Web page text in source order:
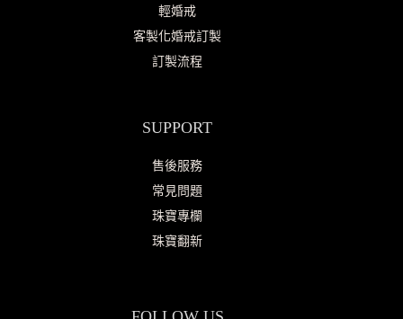
輕婚戒
客製化婚戒訂製
訂製流程
SUPPORT
售後服務
常見問題
珠寶專欄
珠寶翻新